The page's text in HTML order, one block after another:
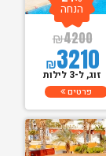
₪4200
₪3210
הנחה
זוג, ל-3 לילות
פרטים